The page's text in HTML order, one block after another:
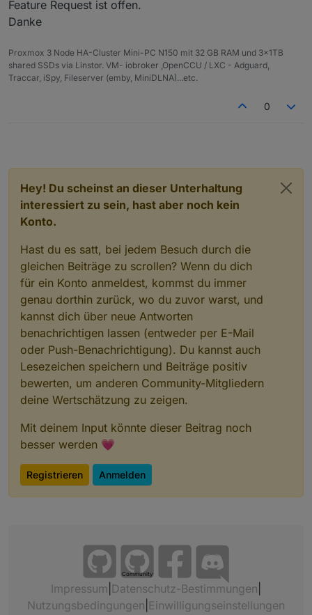
Feature Request ist offen.
Danke
Proxmox 3 Node HA-Cluster Mini-PC N150 mit 32 GB RAM und 3x1TB
shared SSDs via Linstor. VM- iobroker ,OpenCCU / LXC - Adguard,
Traccar, iSpy, Fileserver (emby, MiniDLNA)...etc.
0
Hey! Du scheinst an dieser Unterhaltung
interessiert zu sein, hast aber noch kein
Konto.
Hast du es satt, bei jedem Besuch durch die
gleichen Beiträge zu scrollen? Wenn du dich
für ein Konto anmeldest, kommst du immer
genau dorthin zurück, wo du zuvor warst, und
kannst dich über neue Antworten
benachrichtigen lassen (entweder per E-Mail
oder Push-Benachrichtigung). Du kannst auch
Lesezeichen speichern und Beiträge positiv
bewerten, um anderen Community-Mitgliedern
deine Wertschätzung zu zeigen.
Mit deinem Input könnte dieser Beitrag noch
besser werden 💗
Registrieren Anmelden
Community
Impressum Datenschutz-Bestimmungen
Nutzungsbedingungen Einwilligungseinstellungen